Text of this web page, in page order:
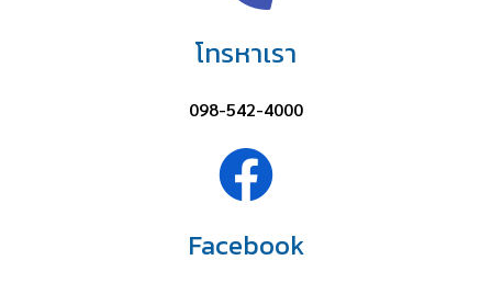
โทรหาเรา
098-542-4000
Facebook